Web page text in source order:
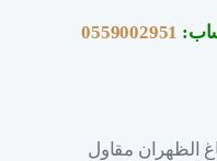
0559002951
الظهران مقاول